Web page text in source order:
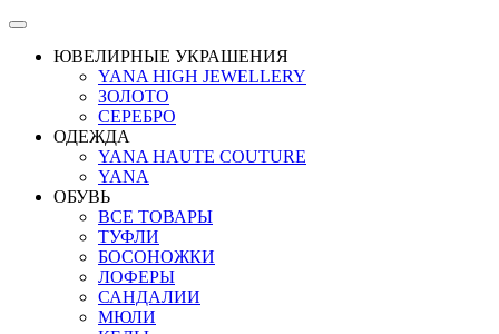
ЮВЕЛИРНЫЕ УКРАШЕНИЯ
YANA HIGH JEWELLERY
ЗОЛОТО
СЕРЕБРО
ОДЕЖДА
YANA HAUTE COUTURE
YANA
ОБУВЬ
ВСЕ ТОВАРЫ
ТУФЛИ
БОСОНОЖКИ
ЛОФЕРЫ
САНДАЛИИ
МЮЛИ